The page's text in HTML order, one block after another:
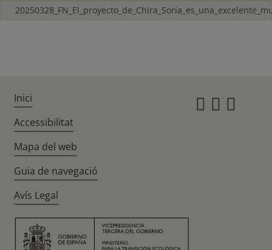
Inici
Accessibilitat
Mapa del web
Guia de navegació
Avís Legal